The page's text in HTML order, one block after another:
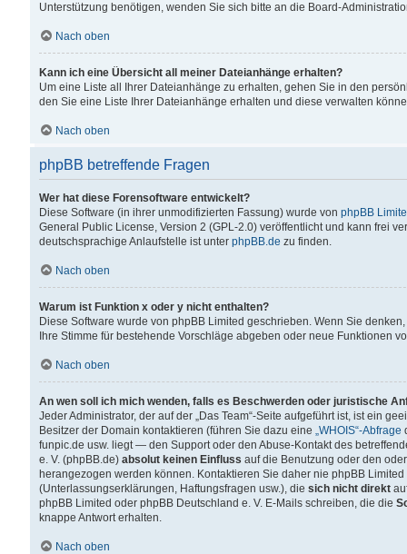
Unterstützung benötigen, wenden Sie sich bitte an die Board-
Nach oben
Kann ich eine Übersicht all meiner Dateianhänge erhalten?
Um eine Liste all Ihrer Dateianhänge zu erhalten, gehen Sie in den
den Sie eine Liste Ihrer Dateianhänge erhalten und diese verwalten
Nach oben
phpBB betreffende Fragen
Wer hat diese Forensoftware entwickelt?
Diese Software (in ihrer unmodifizierten Fassung) wurde von phpBB
General Public License, Version 2 (GPL-2.0) veröffentlicht und kann frei
deutschsprachige Anlaufstelle ist unter phpBB.de zu finden.
Nach oben
Warum ist Funktion x oder y nicht enthalten?
Diese Software wurde von phpBB Limited geschrieben. Wenn Sie
Ihre Stimme für bestehende Vorschläge abgeben oder neue Funktionen
Nach oben
An wen soll ich mich wenden, falls es Beschwerden oder juristische
Jeder Administrator, der auf der „Das Team“-Seite aufgeführt ist, ist ein
Besitzer der Domain kontaktieren (führen Sie dazu eine „WHOIS“-Abfrage
funpic.de usw. liegt — den Support oder den Abuse-Kontakt des
e. V. (phpBB.de) absolut keinen Einfluss auf die Benutzung oder den
herangezogen werden können. Kontaktieren Sie daher nie phpBB
(Unterlassungserklärungen, Haftungsfragen usw.), die sich nicht direkt
phpBB Limited oder phpBB Deutschland e. V. E-Mails schreiben, die die
knappe Antwort erhalten.
Nach oben